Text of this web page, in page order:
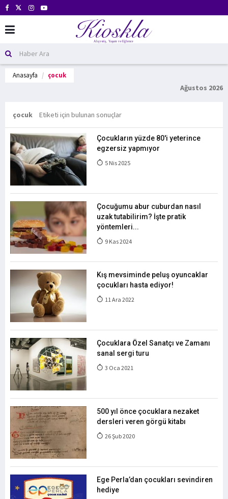
Anasayfa çocuk
Ağustos 2026
çocuk Etiketi için bulunan sonuçlar
Çocukların yüzde 80'i yeterince
egzersiz yapmıyor
5 Nis 2025
Çocuğumu abur cuburdan nasıl
uzak tutabilirim? İşte pratik
yöntemleri...
9 Kas 2024
Kış mevsiminde peluş oyuncaklar
çocukları hasta ediyor!
11 Ara 2022
Çocuklara Özel Sanatçı ve Zamanı
sanal sergi turu
3 Oca 2021
500 yıl önce çocuklara nezaket
dersleri veren görgü kitabı
26 Şub 2020
Ege Perla’dan çocukları sevindiren
hediye